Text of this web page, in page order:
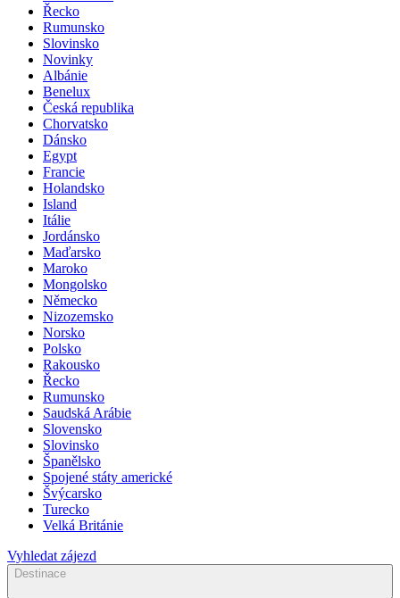
Řecko
Rumunsko
Slovinsko
Novinky
Albánie
Benelux
Česká republika
Chorvatsko
Dánsko
Egypt
Francie
Holandsko
Island
Itálie
Jordánsko
Maďarsko
Maroko
Mongolsko
Německo
Nizozemsko
Norsko
Polsko
Rakousko
Řecko
Rumunsko
Saudská Arábie
Slovensko
Slovinsko
Španělsko
Spojené státy americké
Švýcarsko
Turecko
Velká Británie
Vyhledat zájezd
Destinace